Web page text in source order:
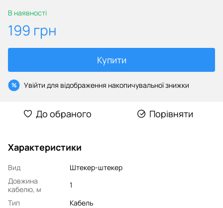
В наявності
199 грн
Купити
% Увійти для відображення накопичувальної знижки
До обраного Порівняти
Характеристики
Вид
Штекер-штекер
Довжина
кабелю, м
1
Тип
Кабель